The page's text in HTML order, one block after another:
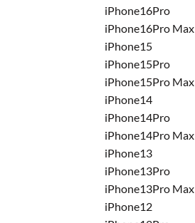
iPhone16Pro
iPhone16Pro Max
iPhone15
iPhone15Pro
iPhone15Pro Max
iPhone14
iPhone14Pro
iPhone14Pro Max
iPhone13
iPhone13Pro
iPhone13Pro Max
iPhone12